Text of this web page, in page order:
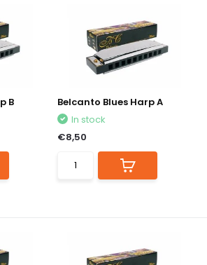
B
Belcanto Blues Harp A
In stock
€8,50